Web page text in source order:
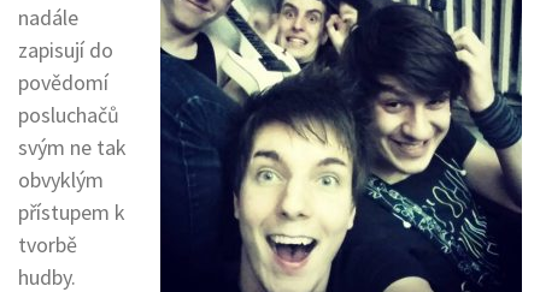
nadále
zapisují do
povědomí
posluchačů
svým ne tak
obvyklým
přístupem k
tvorbě
hudby.